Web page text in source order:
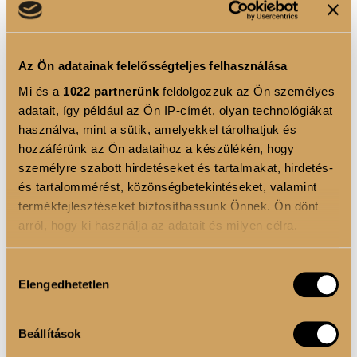
Az Ön adatainak felelősségteljes felhasználása
Mi és a 1022 partnerünk feldolgozzuk az Ön személyes
adatait, így például az Ön IP-címét, olyan technológiákat
használva, mint a sütik, amelyekkel tárolhatjuk és
hozzáférünk az Ön adataihoz a készülékén, hogy
személyre szabott hirdetéseket és tartalmakat, hirdetés-
és tartalommérést, közönségbetekintéseket, valamint
termékfejlesztéseket biztosíthassunk Önnek. Ön dönt
arról, hogy ki használja az adatait és milyen célra.
Információgyűjtés az Ön földrajzi elhelyezkedéséről
Az Ön készülékén beazonosítása annak konkrét
tulajdonságainak (ujjlenyomat) aktív ellenőrzésével
kiválasztása
Elengedhetetlen
Beállítások
természetes védekezőképességét
folyamatokhoz
• Cink – a normál termékenység és az
immunrendszer működésének támogatására
Ízesítetlen és édesítőszermentes formula!
Megújult receptúra: CLA és nátrium-kazeinát
nélkül